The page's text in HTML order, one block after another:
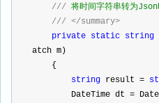
/// 将时间字符串转为Json
/// </summary>
private static string
atch m)
    {
string result =
        DateTime dt
=